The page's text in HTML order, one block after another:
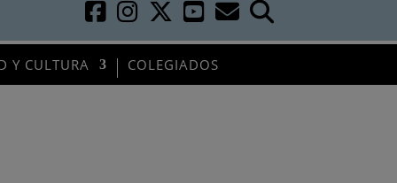
Y CULTURA COLEGIADOS